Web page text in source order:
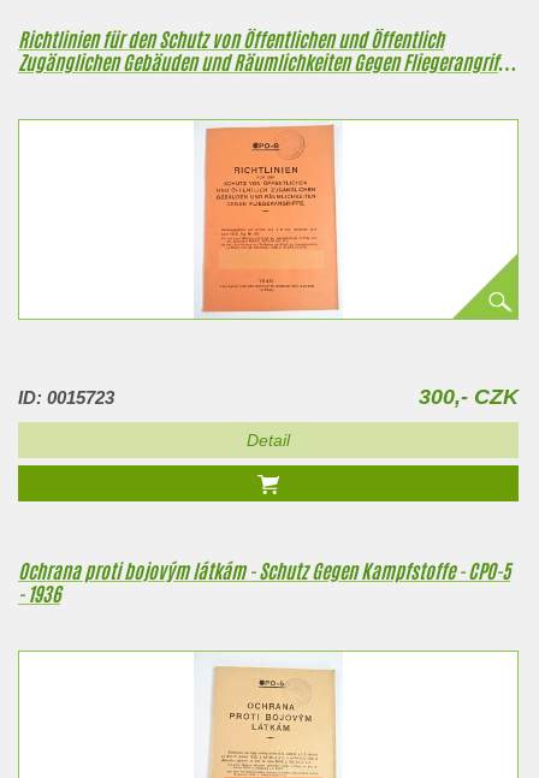
Richtlinien für den Schutz von Öffentlichen und Öffentlich
Zugänglichen Gebäuden und Räumlichkeiten Gegen Fliegerangriffe
ID: 0015723 300,- CZK
Detail
Ochrana proti bojovým látkám - Schutz Gegen Kampfstoffe - CPO-5
- 1936